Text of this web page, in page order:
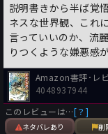
説明書きから半ば覚
ネスな世界観、これ
言っていいのか、流
りつくような嫌悪感
Amazon書評･レ
4048937944
このレビューは…[？]
ネタバレあり 削